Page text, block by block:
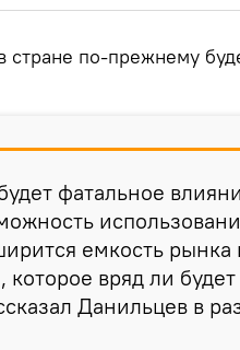
стране по-прежнему
фатальное
емкость
которое вряд ли
Данильцев в